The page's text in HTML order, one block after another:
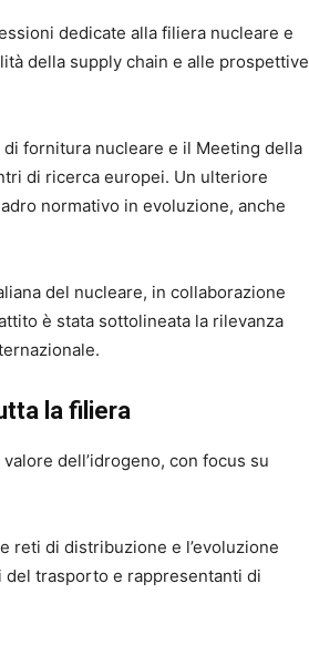
dedicate alla filiera nucleare e
della supply chain e alle prospettive
fornitura nucleare e il Meeting della
di ricerca europei. Un ulteriore
normativo in evoluzione, anche
del nucleare, in collaborazione
è stata sottolineata la rilevanza
la filiera
dell’idrogeno, con focus su
reti di distribuzione e l’evoluzione
trasporto e rappresentanti di